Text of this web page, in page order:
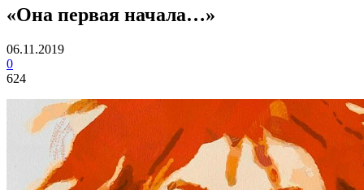
«Она первая начала…»
06.11.2019
0
624